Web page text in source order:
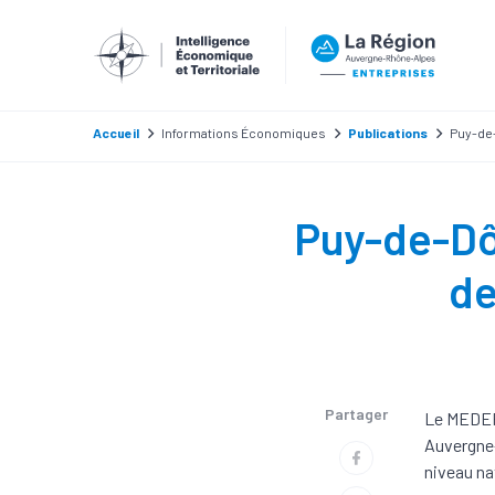
Accueil Informations Économiques Publications Puy-
Puy-de-
Partager
Le
niveau